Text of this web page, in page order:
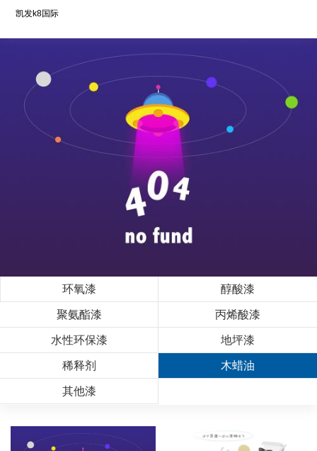
凯发k8国际
环氧漆 醇酸漆
聚氨酯漆 丙烯酸漆
水性环保漆 地坪漆
稀释剂 木蜡油
其他漆